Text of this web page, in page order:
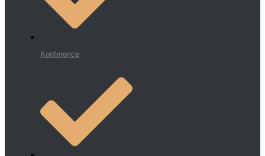
Konference